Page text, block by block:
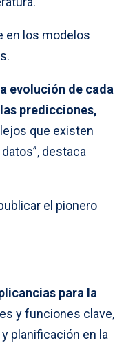
en los modelos
evolución de cada
predicciones,
que existen
destaca
el pionero
para la
y funciones clave,
planificación en la